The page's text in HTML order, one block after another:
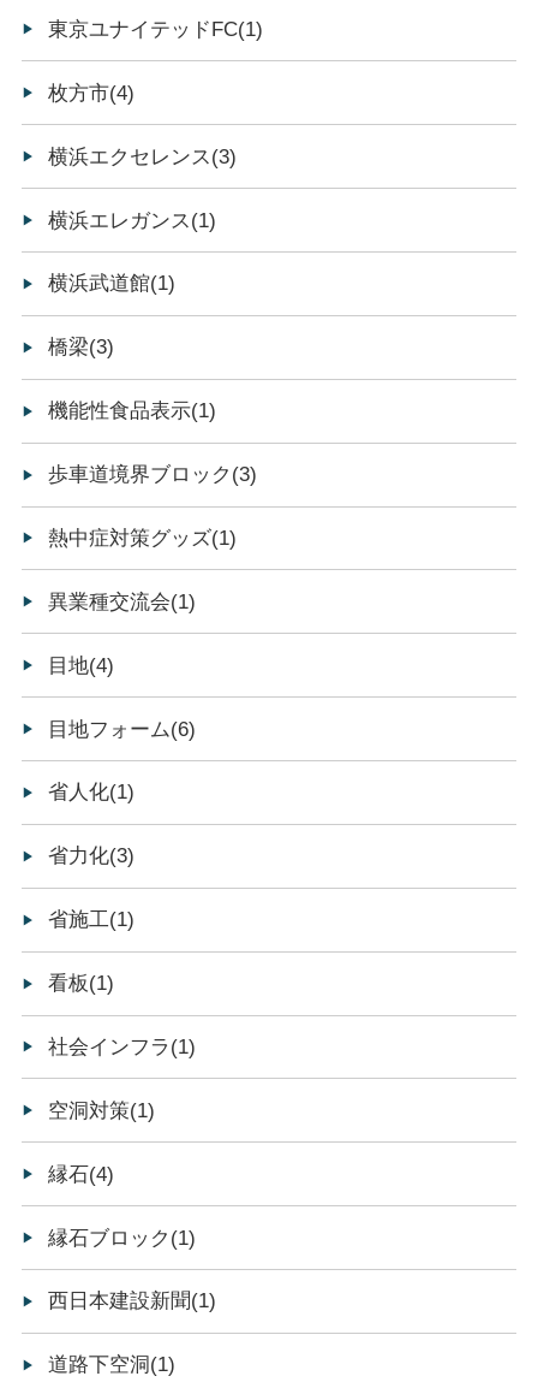
東京ユナイテッドFC(1)
枚方市(4)
横浜エクセレンス(3)
横浜エレガンス(1)
横浜武道館(1)
橋梁(3)
機能性食品表示(1)
歩車道境界ブロック(3)
熱中症対策グッズ(1)
異業種交流会(1)
目地(4)
目地フォーム(6)
省人化(1)
省力化(3)
省施工(1)
看板(1)
社会インフラ(1)
空洞対策(1)
縁石(4)
縁石ブロック(1)
西日本建設新聞(1)
道路下空洞(1)